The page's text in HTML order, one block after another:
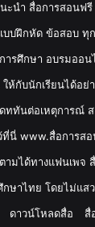
ะนำ สื่อการสอนฟ
บฝึกหัด ข้อสอบ ทุ
ารศึกษา อบรมออน
ให้กับนักเรียนได้อ
ททันต่อเหตุการณ์
นี่ www.สื่อการสอ
ามได้ทางแฟนเพจ
ษาไทย โดยไม่แสว
ดาวน์โหลดสื่อ สื่